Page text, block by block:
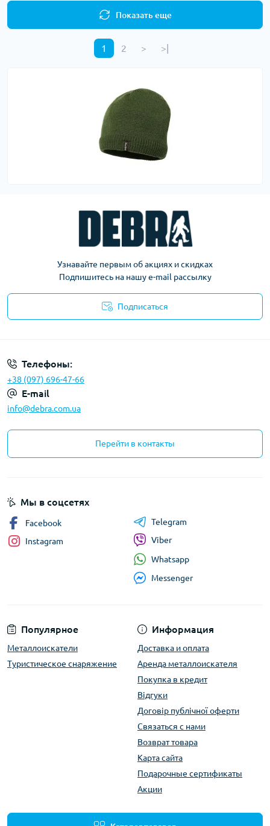
Показать еще
1 2 > >|
Узнавайте первым об акциях и скидках
Подпишитесь на нашу e-mail рассылку
Подписаться
Телефоны:
+38 (097) 696-47-66
E-mail
info@debra.com.ua
Перейти в контакты
Популярное
Металлоискатели
Туристическое снаряжение
Информация
Доставка и оплата
Аренда металлоискателя
Покупка в кредит
Відгуки
Договір публічної оферти
Связаться с нами
Возврат товара
Карта сайта
Подарочные сертификаты
Акции
Мы в соцсетях
Facebook
Instagram
Telegram
Viber
Whatsapp
Messenger